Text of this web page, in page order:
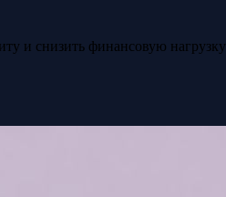
и снизить финансовую нагрузку